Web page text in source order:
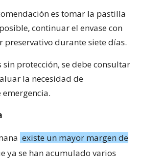
es tomar la pastilla
continuar el envase con
preservativo durante siete días.
sin protección, se debe consultar
la necesidad de
existe un mayor margen de
ya se han acumulado varios